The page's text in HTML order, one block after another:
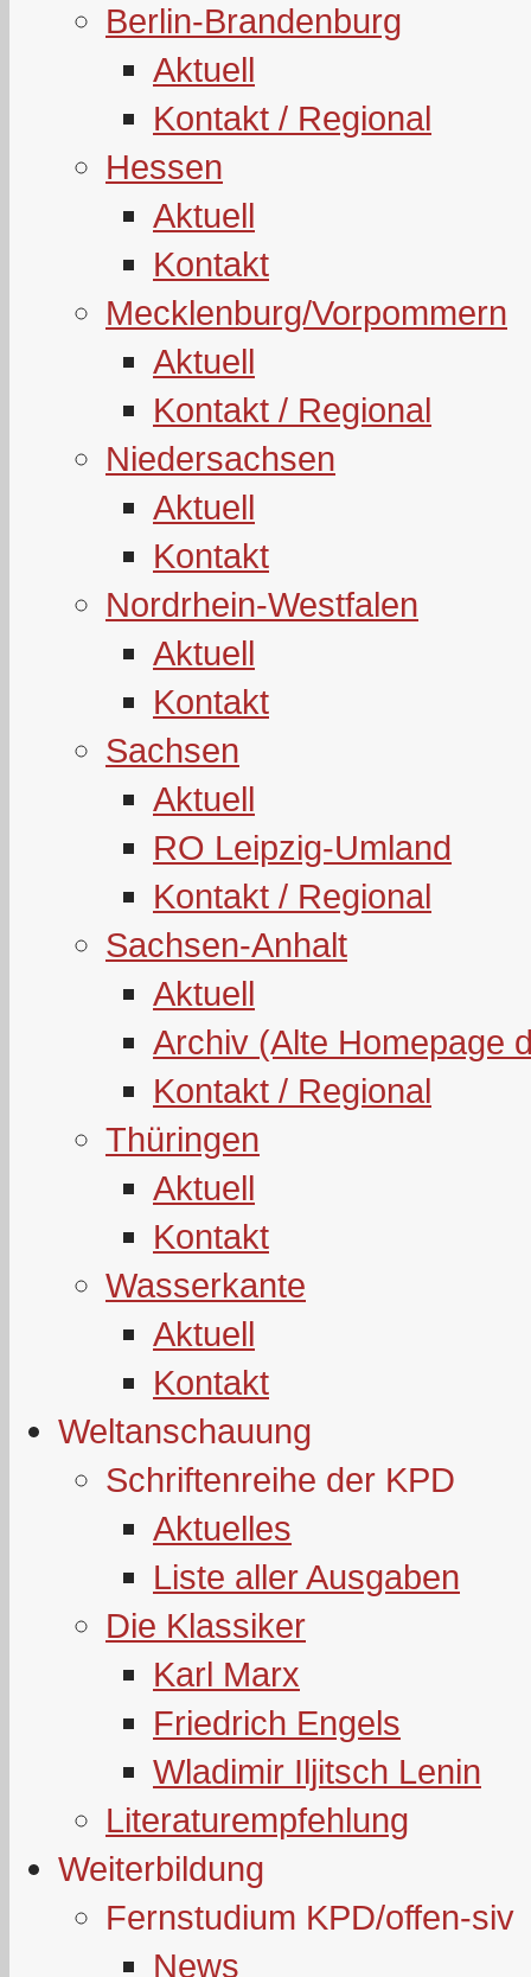
Berlin-Brandenburg
Aktuell
Kontakt / Regional
Hessen
Aktuell
Kontakt
Mecklenburg/Vorpommern
Aktuell
Kontakt / Regional
Niedersachsen
Aktuell
Kontakt
Nordrhein-Westfalen
Aktuell
Kontakt
Sachsen
Aktuell
RO Leipzig-Umland
Kontakt / Regional
Sachsen-Anhalt
Aktuell
Archiv (Alte Homepage
Kontakt / Regional
Thüringen
Aktuell
Kontakt
Wasserkante
Aktuell
Kontakt
Weltanschauung
Schriftenreihe der KPD
Aktuelles
Liste aller Ausgaben
Die Klassiker
Karl Marx
Friedrich Engels
Wladimir Iljitsch Lenin
Literaturempfehlung
Weiterbildung
Fernstudium KPD/offen-siv
News